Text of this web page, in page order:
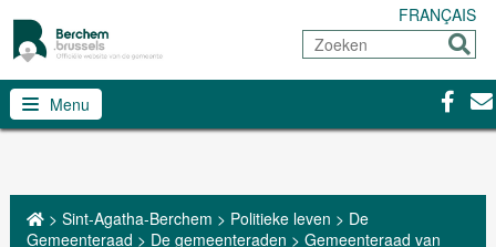
FRANÇAIS
Zoeken
Sturen
Menu
> Sint-Agatha-Berchem > Politieke leven > De
Gemeenteraad > De gemeenteraden > Gemeenteraad van